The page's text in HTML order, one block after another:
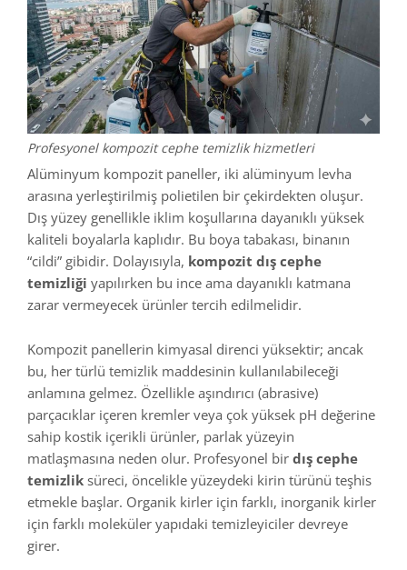
Profesyonel kompozit cephe temizlik hizmetleri
Alüminyum kompozit paneller, iki alüminyum levha
arasına yerleştirilmiş polietilen bir çekirdekten oluşur.
Dış yüzey genellikle iklim koşullarına dayanıklı yüksek
kaliteli boyalarla kaplıdır. Bu boya tabakası, binanın
“cildi” gibidir. Dolayısıyla, kompozit dış cephe
temizliği yapılırken bu ince ama dayanıklı katmana
zarar vermeyecek ürünler tercih edilmelidir.
Kompozit panellerin kimyasal direnci yüksektir; ancak
bu, her türlü temizlik maddesinin kullanılabileceği
anlamına gelmez. Özellikle aşındırıcı (abrasive)
parçacıklar içeren kremler veya çok yüksek pH değerine
sahip kostik içerikli ürünler, parlak yüzeyin
matlaşmasına neden olur. Profesyonel bir dış cephe
temizlik süreci, öncelikle yüzeydeki kirin türünü teşhis
etmekle başlar. Organik kirler için farklı, inorganik kirler
için farklı moleküler yapıdaki temizleyiciler devreye
girer.